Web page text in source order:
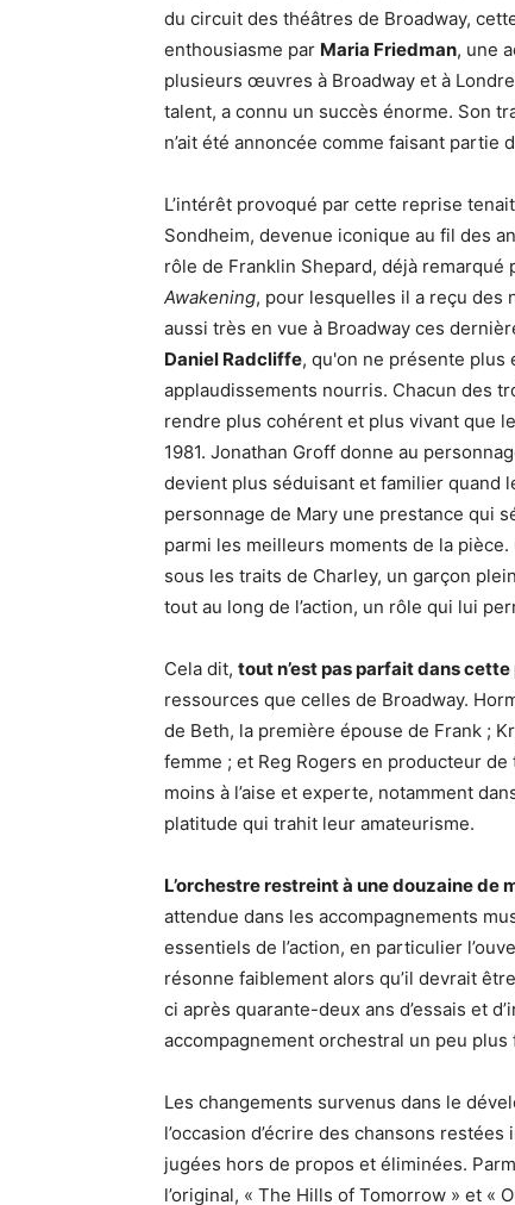
du circuit des théâtres de Broadway,
enthousiasme par Maria Friedman, une
plusieurs œuvres à Broadway et à
talent, a connu un succès énorme. Son
n’ait été annoncée comme faisant partie
L’intérêt provoqué par cette reprise
Sondheim, devenue iconique au fil des
rôle de Franklin Shepard, déjà remarqué
Awakening, pour lesquelles il a reçu des
aussi très en vue à Broadway ces
Daniel Radcliffe, qu'on ne présente plus
applaudissements nourris. Chacun des
rendre plus cohérent et plus vivant que
1981. Jonathan Groff donne au
devient plus séduisant et familier quand
personnage de Mary une prestance qui
parmi les meilleurs moments de la
sous les traits de Charley, un garçon
tout au long de l’action, un rôle qui lui
Cela dit, tout n’est pas parfait dans
ressources que celles de Broadway.
de Beth, la première épouse de Frank ;
femme ; et Reg Rogers en producteur
moins à l’aise et experte, notamment
platitude qui trahit leur amateurisme.
L’orchestre restreint à une douzaine de
attendue dans les accompagnements
essentiels de l’action, en particulier
résonne faiblement alors qu’il devrait
ci après quarante-deux ans d’essais et
accompagnement orchestral un peu plus
Les changements survenus dans le
l’occasion d’écrire des chansons
jugées hors de propos et éliminées.
l’original, « The Hills of Tomorrow » et «